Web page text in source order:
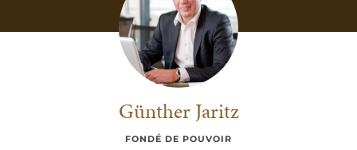
Günther Jaritz
FONDÉ DE POUVOIR